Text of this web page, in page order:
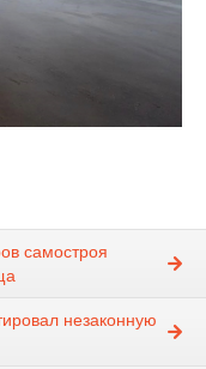
самостроя
незаконную